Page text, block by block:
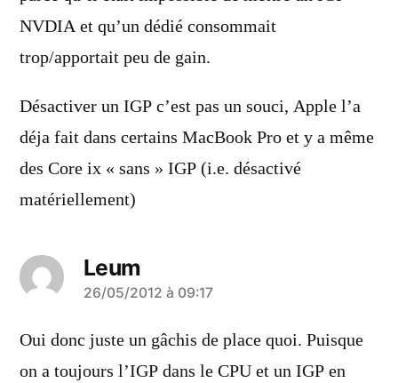
NVDIA et qu’un dédié consommait
trop/apportait peu de gain.
Désactiver un IGP c’est pas un souci, Apple l’a
déja fait dans certains MacBook Pro et y a même
des Core ix « sans » IGP (i.e. désactivé
matériellement)
Leum
a
dit :
26/05/2012 à 09:17
Oui donc juste un gâchis de place quoi. Puisque
on a toujours l’IGP dans le CPU et un IGP en